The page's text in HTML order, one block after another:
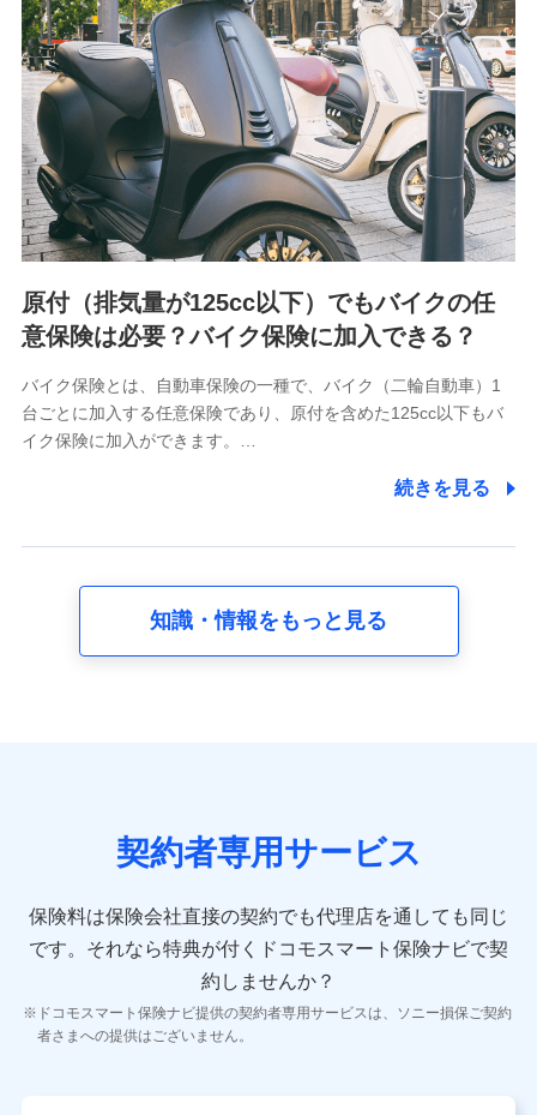
用履歴インターネット利用時の行動に関する情報、アプリケ
ーション利用時の行動に関する情報、購入されたサービスや
商品の名称・購入場所・決済に関する情報、アンケートの回
答に関する情報などが含まれます。
保険関連サービス情報
当社又は株式会社NTTドコモが提供する保険関連サービスに
関して取得し、又は保有する情報。例として、見積請求受付
時、資料請求受付時又はユーザー登録受付時に提供いただい
た情報（氏名、住所、生年月日、性別、保険契約者と被保険
者の関係、保険加入の目的、保険商品の内容、保険料、保険
料のお支払方法、車のメーカーや走行距離などの情報、建物
の構造や築年数などの情報、ペットの種類や年齢など）及び
果情報、メールマガジンを提供した際のメール内容や送信履
歴の情報及び保険の更改案内等を提供した際のメール内容や
送信履歴などの情報）が含まれます。
当社又は株式会社NTTドコモが取得し、又は保有する保険契
約に関する情報。例として、保険契約者及び被保険者の氏
名、住所、生年月日、性別、保険契約者と被保険者の関係、
方法、車のメーカーや走行距離などの情報、建物の構造や築
株式会社NTTドコモ
れらに付帯、関連する当社、株式会社NTTドコモおよび提携
会社のサービスを案内、提供するため
閲覧履歴、購買履歴、ご契約内容等のパーソナルデータを分
析して、お客さまの趣味・嗜好・傾向に応じたサービス・商
品等に関するご提案や広告の配信等を行うことがありま
各種セミナーの開催のため
コンサルティングサービスの実施のため
アンケートやキャンペーン等の実施のため
原付（排気量が125cc以下）でもバイクの任
意保険は必要？バイク保険に加入できる？
バイク保険とは、自動車保険の一種で、バイク（二輪自動車）1
台ごとに加入する任意保険であり、原付を含めた125cc以下もバ
イク保険に加入ができます。…
続きを見る
知識・情報をもっと見る
契約者専用サービス
保険料は保険会社直接の契約でも代理店を通しても同じ
です。 それなら特典が付くドコモスマート保険ナビで契
約しませんか？
ドコモスマート保険ナビ提供の契約者専用サービスは、ソニー損保ご契約
者さまへの提供はございません。